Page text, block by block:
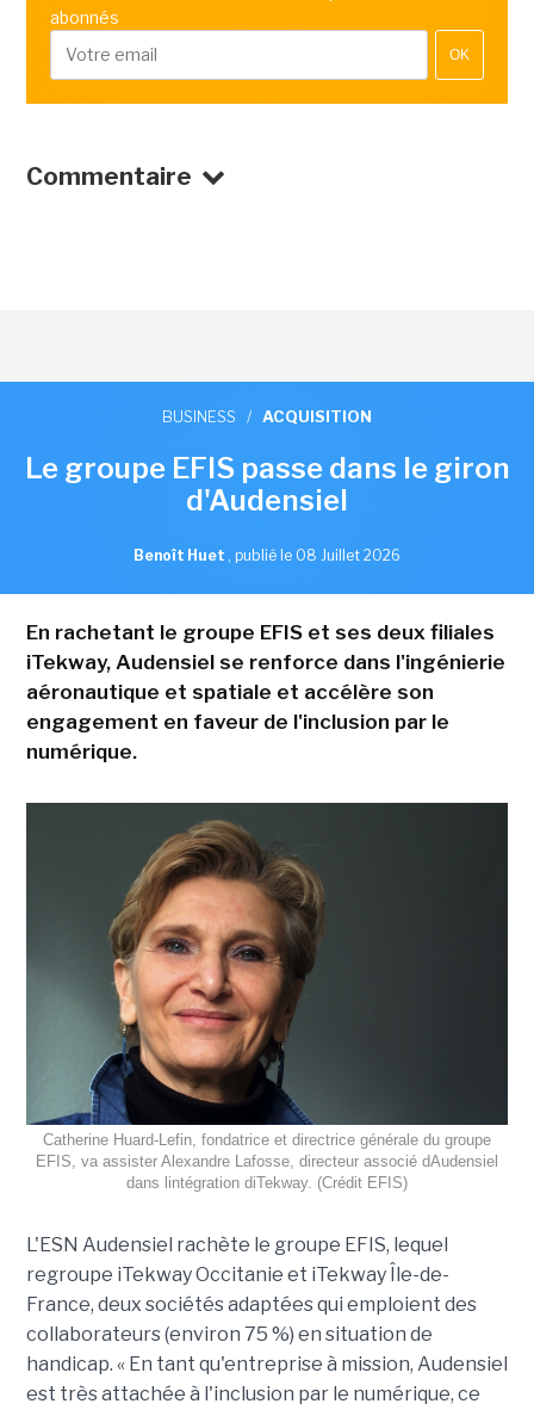
abonnés
OK
Commentaire
BUSINESS / ACQUISITION
Le groupe EFIS passe dans le giron
d'Audensiel
Benoît Huet , publié le 08 Juillet 2026
En rachetant le groupe EFIS et ses deux filiales
iTekway, Audensiel se renforce dans l'ingénierie
aéronautique et spatiale et accélère son
engagement en faveur de l'inclusion par le
numérique.
Catherine Huard-Lefin, fondatrice et directrice générale du groupe
EFIS, va assister Alexandre Lafosse, directeur associé dAudensiel
dans lintégration diTekway. (Crédit EFIS)
L'ESN Audensiel rachète le groupe EFIS, lequel
regroupe iTekway Occitanie et iTekway Île-de-
France, deux sociétés adaptées qui emploient des
collaborateurs (environ 75 %) en situation de
handicap. « En tant qu'entreprise à mission, Audensiel
est très attachée à l'inclusion par le numérique, ce